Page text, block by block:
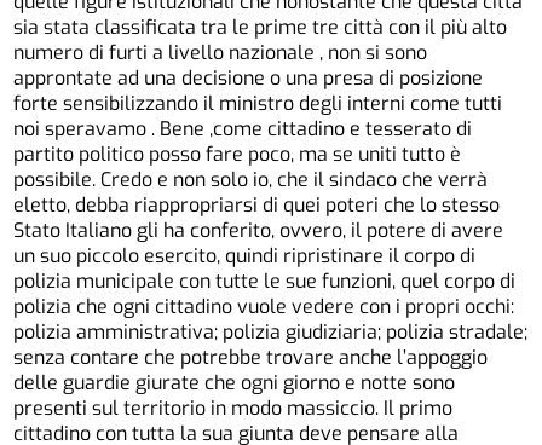
sia stata classificata tra le prime tre città con il più alto
numero di furti a livello nazionale , non si sono
approntate ad una decisione o una presa di posizione
forte sensibilizzando il ministro degli interni come tutti
noi speravamo . Bene ,come cittadino e tesserato di
partito politico posso fare poco, ma se uniti tutto è
possibile. Credo e non solo io, che il sindaco che verrà
eletto, debba riappropriarsi di quei poteri che lo stesso
Stato Italiano gli ha conferito, ovvero, il potere di avere
un suo piccolo esercito, quindi ripristinare il corpo di
polizia municipale con tutte le sue funzioni, quel corpo di
polizia che ogni cittadino vuole vedere con i propri occhi:
polizia amministrativa; polizia giudiziaria; polizia stradale;
senza contare che potrebbe trovare anche l’appoggio
delle guardie giurate che ogni giorno e notte sono
presenti sul territorio in modo massiccio. Il primo
cittadino con tutta la sua giunta deve pensare alla